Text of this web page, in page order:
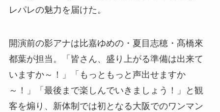
レパレの魅力を届けた。
開演前の影アナは比嘉ゆめの・夏目志穂・髙橋來
都葉が担当。「皆さん、盛り上がる準備は出来て
いますか～！」「もっともっと声出せますか
～！」「最後まで楽しんでいきましょう！」と観
客を煽り、新体制では初となる大阪でのワンマン